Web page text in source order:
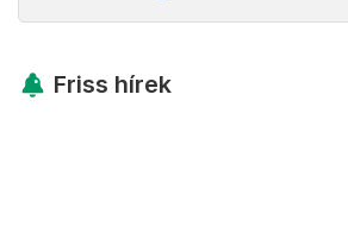
Friss hírek